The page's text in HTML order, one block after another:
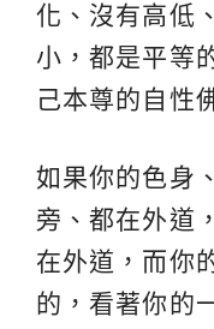
化、沒有高低
小，都是平等
己本尊的自性
如果你的色身
旁、都在外道
在外道，而你
的，看著你的